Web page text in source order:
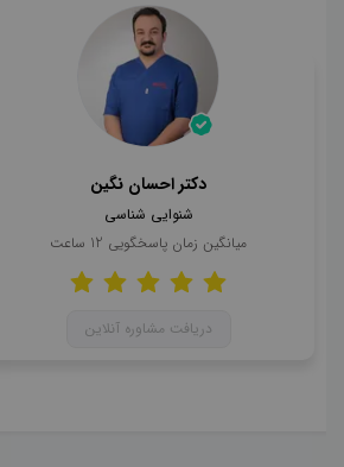
دکتر احسان نگین
شنوایی شناسی
میانگین زمان پاسخگویی 12 ساعت
دریافت مشاوره آنلاین